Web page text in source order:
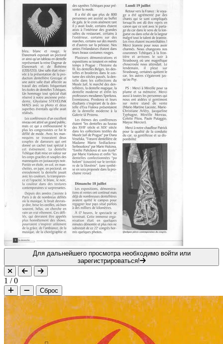
Для дальнейшего просмотра необходимо войти или
зарегистрироваться!
1 /0
Сброс